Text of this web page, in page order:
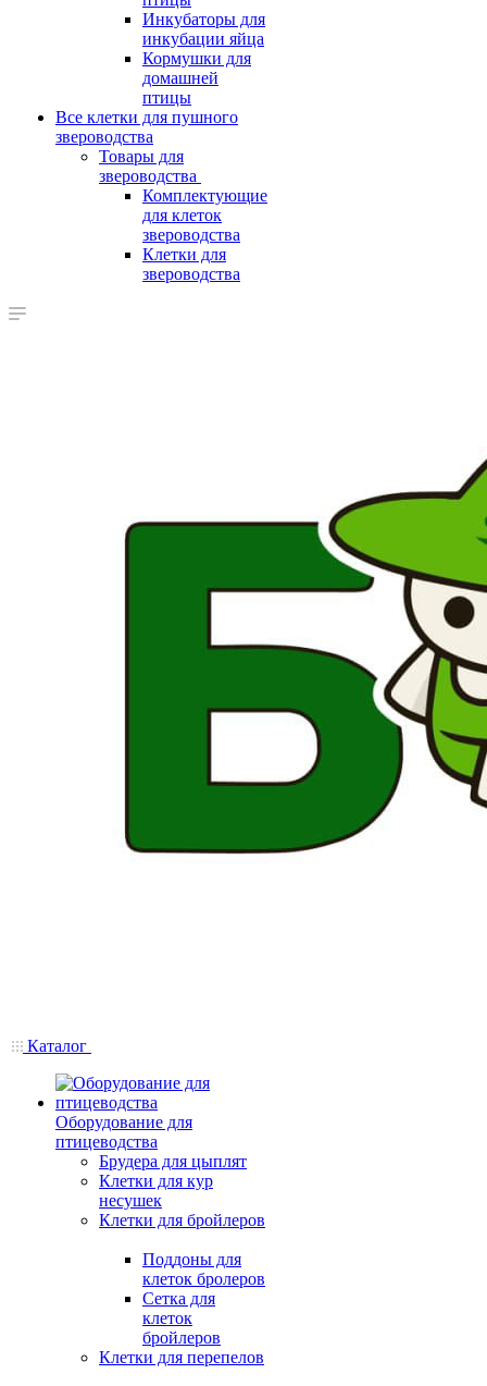
Инкубаторы для
инкубации яйца
Кормушки для
домашней
птицы
Все клетки для пушного
звероводства
Товары для
звероводства
Комплектующие
для клеток
звероводства
Клетки для
звероводства
Каталог
Оборудование для
птицеводства
Брудера для цыплят
Клетки для кур
несушек
Клетки для бройлеров
Поддоны для
клеток бролеров
Сетка для
клеток
бройлеров
Клетки для перепелов